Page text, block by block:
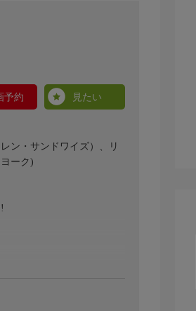
予約
見たい
ン・サンドワイズ）、リ
ーク)
怪物と化した悪霊が若者